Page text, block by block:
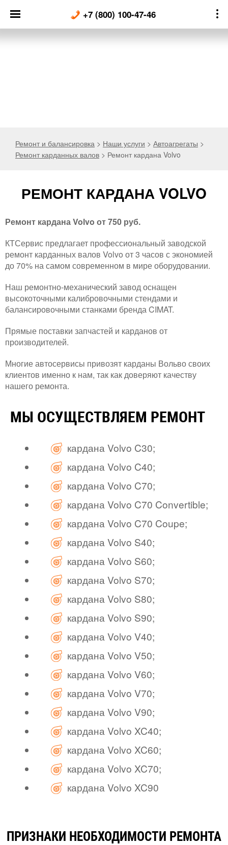
content
+7 (800) 100-47-46
Ремонт и балансировка > Наши услуги > Автоагрегаты >
Ремонт карданных валов > Ремонт кардана Volvo
РЕМОНТ КАРДАНА VOLVO
Ремонт кардана Volvo от 750 руб.
КТСервис предлагает профессиональный заводской
ремонт карданных валов Volvo от 3 часов с экономией
до 70% на самом современном в мире оборудовании.
Наш ремонтно-механический завод оснащен
высокоточными калибровочными стендами и
балансировочными станками бренда CIMAT.
Прямые поставки запчастей и карданов от
производителей.
Многие автосервисы привозят карданы Вольво своих
клиентов именно к нам, так как доверяют качеству
нашего ремонта.
МЫ ОСУЩЕСТВЛЯЕМ РЕМОНТ
кардана Volvo C30;
кардана Volvo C40;
кардана Volvo C70;
кардана Volvo C70 Convertible;
кардана Volvo C70 Coupe;
кардана Volvo S40;
кардана Volvo S60;
кардана Volvo S70;
кардана Volvo S80;
кардана Volvo S90;
кардана Volvo V40;
кардана Volvo V50;
кардана Volvo V60;
кардана Volvo V70;
кардана Volvo V90;
кардана Volvo XC40;
кардана Volvo XC60;
кардана Volvo XC70;
кардана Volvo XC90
ПРИЗНАКИ НЕОБХОДИМОСТИ РЕМОНТА